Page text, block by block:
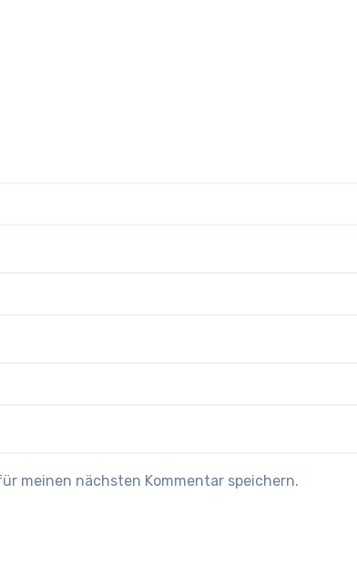
meinen nächsten Kommentar speichern.